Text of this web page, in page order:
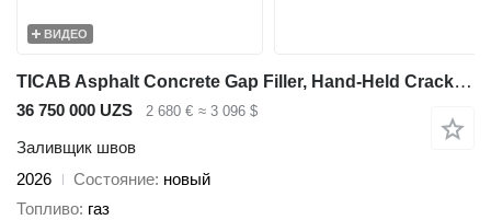
ВИДЕО
TICAB Asphalt Concrete Gap Filler, Hand-Held Crack Sealer from Manufac
36 750 000 UZS 2 680 € ≈ 3 096 $
Заливщик швов
2026
Состояние новый
Топливо газ